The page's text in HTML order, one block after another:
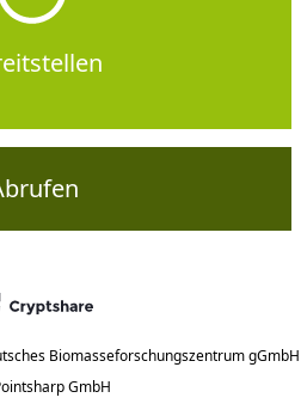
Biomasseforschungszentrum gGmbH
GmbH